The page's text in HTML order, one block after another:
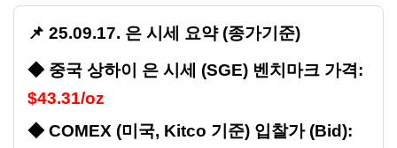
📌 25.09.17. 은 시세 요약 (종가기준)
◆ 중국 상하이 은 시세 (SGE) 벤치마크 가격:
$43.31/oz
◆ COMEX (미국, Kitco 기준) 입찰가 (Bid):